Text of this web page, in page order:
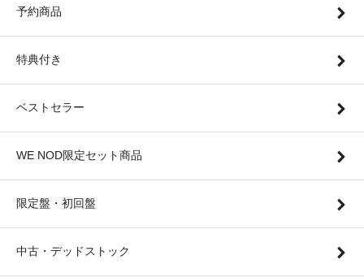
予約商品
特典付き
ベストセラー
WE NOD限定セット商品
限定盤・初回盤
中古・デッドストック